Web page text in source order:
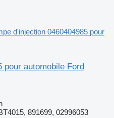
d'injection 0460404985 pour
pour automobile Ford
891699, 02996053